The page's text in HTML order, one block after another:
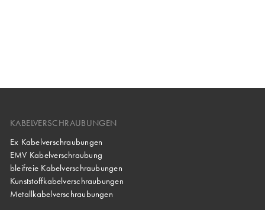
KABELVERSCHRAUBUNGEN
Ex Kabelverschraubungen
EMV Kabelverschraubung
bleifreie Kabelverschraubungen
Kunststoffkabelverschraubungen
Metallkabelverschraubungen